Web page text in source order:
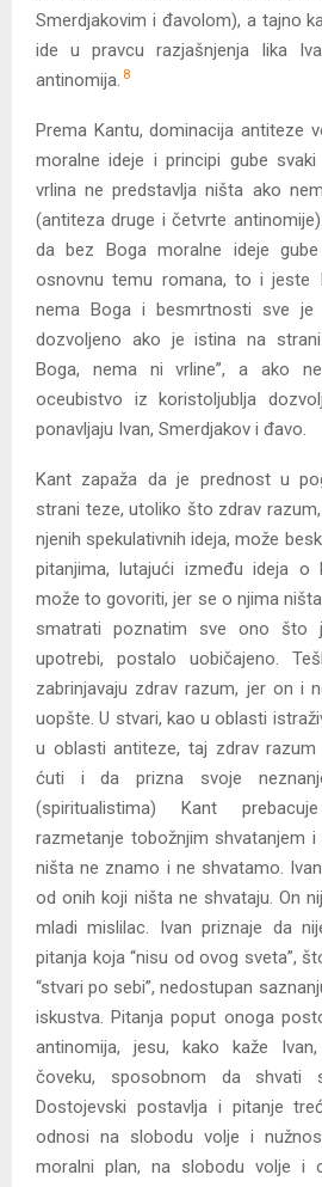
Smerdjakovim i đavolom), a tajno
ide u pravcu razjašnjenja lika
antinomija. 8
Prema Kantu, dominacija antiteze
moralne ideje i principi gube svaki
vrlina ne predstavlja ništa ako
(antiteza druge i četvrte
da bez Boga moralne ideje
osnovnu temu romana, to i jeste
nema Boga i besmrtnosti sve je
dozvoljeno ako je istina na
Boga, nema ni vrline”, a ako
oceubistvo iz koristoljublja
ponavljaju Ivan, Smerdjakov i đavo.
Kant zapaža da je prednost u
strani teze, utoliko što zdrav
njenih spekulativnih ideja, može
pitanjima, lutajući između ideja
može to govoriti, jer se o njima
smatrati poznatim sve ono što
upotrebi, postalo uobičajeno.
zabrinjavaju zdrav razum, jer on i
uopšte. U stvari, kao u oblasti
u oblasti antiteze, taj zdrav
ćuti i da prizna svoje
(spiritualistima) Kant
razmetanje tobožnjim shvatanjem
ništa ne znamo i ne shvatamo.
od onih koji ništa ne shvataju. On
mladi mislilac. Ivan priznaje da
pitanja koja “nisu od ovog sveta”,
“stvari po sebi”, nedostupan
iskustva. Pitanja poput onoga
antinomija, jesu, kako kaže
čoveku, sposobnom da shvati
Dostojevski postavlja i pitanje
odnosi na slobodu volje i
moralni plan, na slobodu volje i